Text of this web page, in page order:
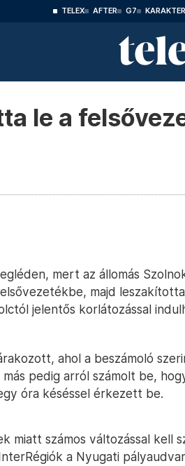
TELEX AFTER G7 KARAKTER
le a
mert az állomás
majd
jelentős korlátozással
ahol a beszámoló
pedig arról számolt be,
óra késéssel érkezett be.
miatt számos változással kell
a Nyugati